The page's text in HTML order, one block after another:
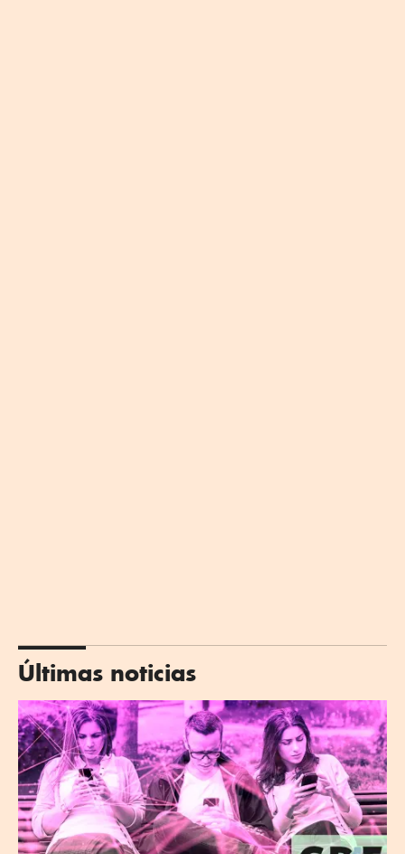
Últimas noticias